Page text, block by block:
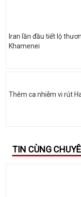
Iran lần đầu tiết lộ
Khamenei
Thêm ca nhiễm vi rút
TIN CÙNG